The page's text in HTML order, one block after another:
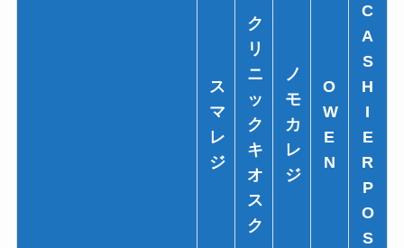
ス
マ
レ
ジ
ク
リ
ニ
ッ
ク
キ
オ
ス
ク
ノ
モ
カ
レ
ジ
O
W
E
N
C
A
S
H
I
E
R
P
O
S